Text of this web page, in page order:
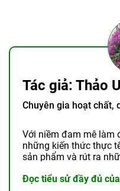
Tác giả: Thảo
Chuyên gia hoạt chất,
Với niềm đam mê làm
những kiến thức thực
sản phẩm và rút ra
Đọc tiểu sử đầy đủ